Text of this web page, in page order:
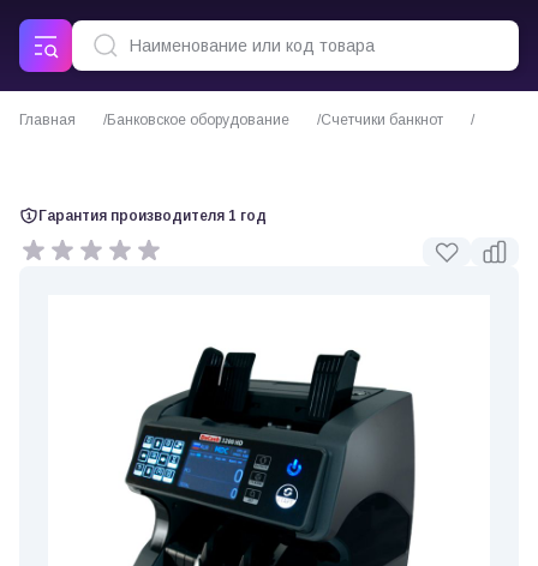
Главная Банковское оборудование
Счетчики банкнот
Гарантия производителя 1 год